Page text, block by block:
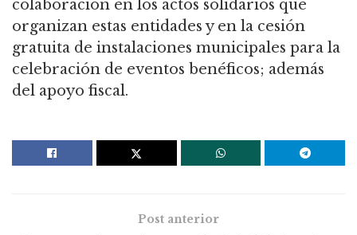
colaboración en los actos solidarios que
organizan estas entidades y en la cesión
gratuita de instalaciones municipales para la
celebración de eventos benéficos; además
del apoyo fiscal.
Post anterior